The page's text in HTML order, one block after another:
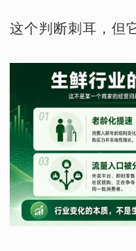
这个判断刺耳，但